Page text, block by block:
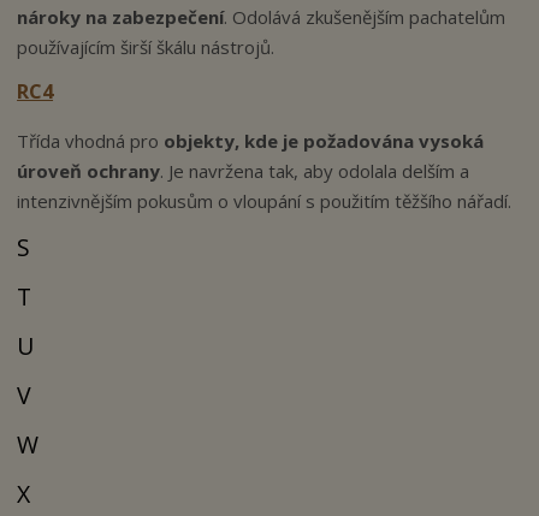
nároky na zabezpečení. Odolává zkušenějším pachatelům
používajícím širší škálu nástrojů.
RC4
Třída vhodná pro objekty, kde je požadována vysoká
úroveň ochrany. Je navržena tak, aby odolala delším a
intenzivnějším pokusům o vloupání s použitím těžšího nářadí.
S
T
U
V
W
X